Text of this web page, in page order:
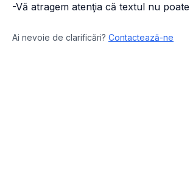
-Vă atragem atenţia că textul nu
Ai nevoie de clarificări? Contactează-ne